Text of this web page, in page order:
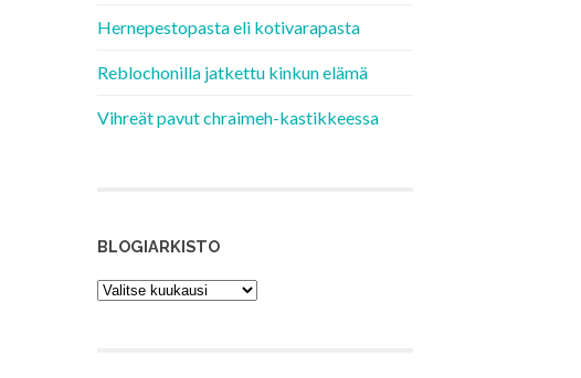
Hernepestopasta eli kotivarapasta
Reblochonilla jatkettu kinkun elämä
Vihreät pavut chraimeh-kastikkeessa
BLOGIARKISTO
Blogiarkisto